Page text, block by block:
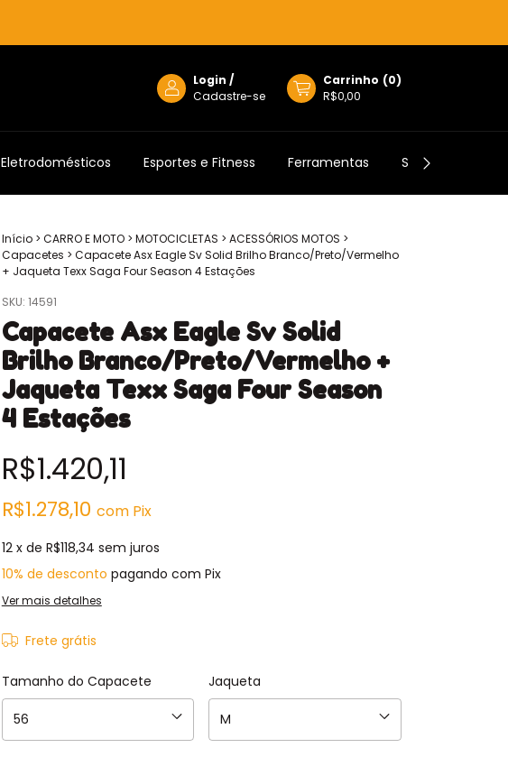
Login /
Cadastre-se
Carrinho (0)
R$0,00
Eletrodomésticos Esportes e Fitness Ferramentas Semijoias
Início > CARRO E MOTO > MOTOCICLETAS > ACESSÓRIOS MOTOS >
Capacetes > Capacete Asx Eagle Sv Solid Brilho Branco/Preto/Vermelho
+ Jaqueta Texx Saga Four Season 4 Estações
SKU: 14591
Capacete Asx Eagle Sv Solid
Brilho Branco/Preto/Vermelho +
Jaqueta Texx Saga Four Season
4 Estações
R$1.420,11
R$1.278,10 com Pix
12 x de R$118,34 sem juros
10% de desconto pagando com Pix
Ver mais detalhes
Frete grátis
Tamanho do Capacete Jaqueta